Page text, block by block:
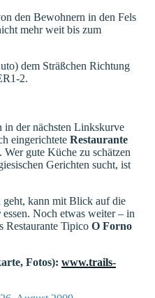
den Bewohnern in den Fels
mehr weit bis zum
dem Sträßchen Richtung
2.
in der nächsten Linkskurve
eingerichtete Restaurante
Wer gute Küche zu schätzen
Gerichten sucht, ist
geht, kann mit Blick auf die
essen. Noch etwas weiter – in
Restaurante Tipico O Forno
Fotos): www.trails-